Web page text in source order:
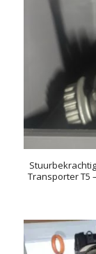
Transporter T5